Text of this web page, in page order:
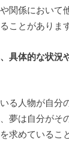
関係において
ことがあります
具体的な状況
る人物が自分
夢は自分がそ
求めているこ